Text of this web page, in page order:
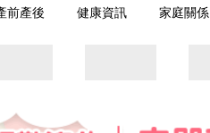
前產後 健康資訊 家庭關係